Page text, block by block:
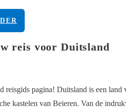
reis voor Duitsland
reisgids pagina! Duitsland is een
kastelen van Beieren. Van de